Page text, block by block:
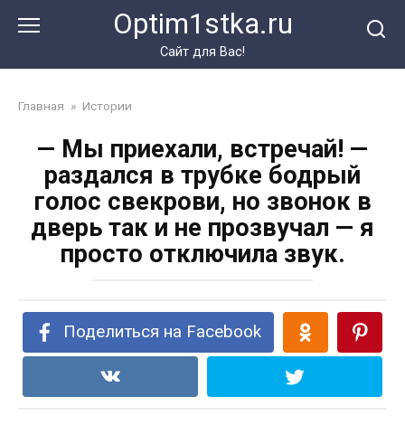
Optim1stka.ru
Сайт для Вас!
Главная » Истории
— Мы приехали, встречай! —
раздался в трубке бодрый
голос свекрови, но звонок в
дверь так и не прозвучал — я
просто отключила звук.
Поделиться на Facebook